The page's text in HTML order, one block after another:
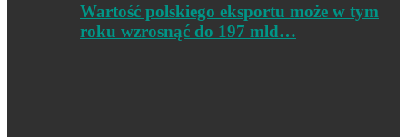
Wartość polskiego eksportu może w tym
roku wzrosnąć do 197 mld…